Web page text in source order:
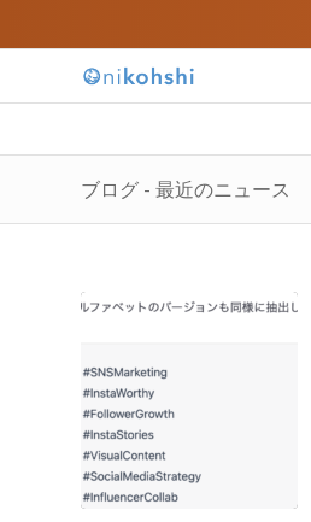
ブログ - 最近のニュース